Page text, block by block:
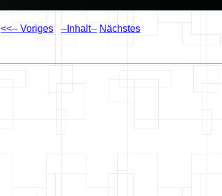
<<-- Voriges --Inhalt-- Nächstes